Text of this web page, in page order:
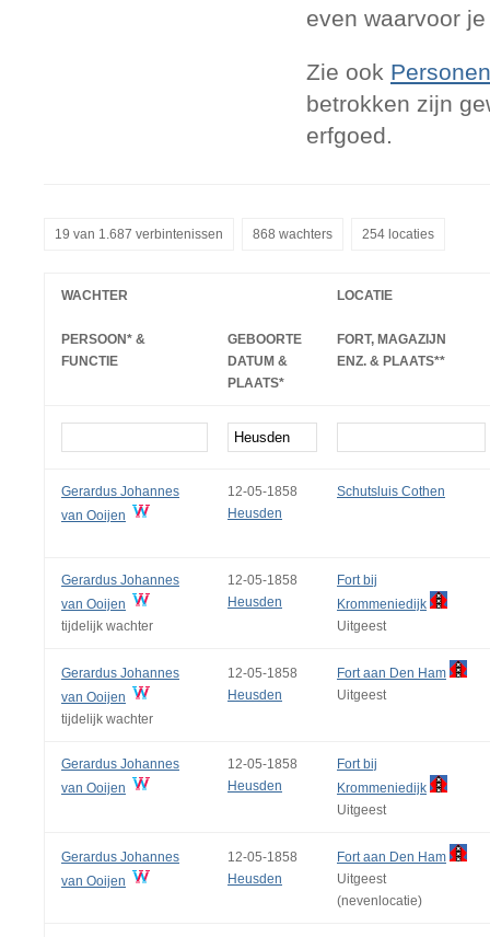
even waarvoor
Zie ook
betrokken zijn
erfgoed.
19 van 1.687 verbintenissen 868 wachters 254 locaties
WACHTER LOCATIE
PERSOON* &
FUNCTIE
GEBOORTE
DATUM &
PLAATS*
FORT, MAGAZIJN
ENZ. & PLAATS**
Gerardus Johannes
van Ooijen
12-05-1858
Heusden
Schutsluis Cothen
Gerardus Johannes
van Ooijen
tijdelijk wachter
12-05-1858
Heusden
Fort bij
Krommeniedijk
Uitgeest
Gerardus Johannes
van Ooijen
tijdelijk wachter
12-05-1858
Heusden
Fort aan Den Ham
Uitgeest
Gerardus Johannes
van Ooijen
12-05-1858
Heusden
Fort bij
Krommeniedijk
Uitgeest
Gerardus Johannes
van Ooijen
12-05-1858
Heusden
Fort aan Den Ham
Uitgeest
(nevenlocatie)